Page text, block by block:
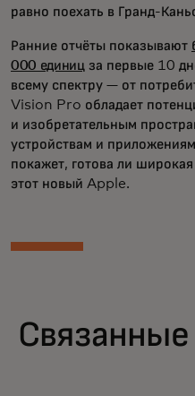
равно поехать в Гранд-
Ранние отчёты показывают
000 единиц за первые 10
всему спектру — от
Vision Pro обладает
и изобретательным
устройствам и
покажет, готова ли
этот новый Apple.
Связанные